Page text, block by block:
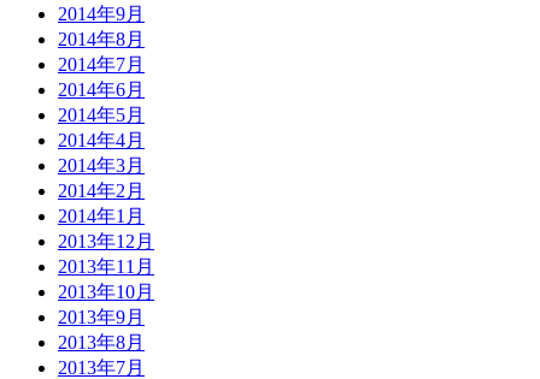
2014年9月
2014年8月
2014年7月
2014年6月
2014年5月
2014年4月
2014年3月
2014年2月
2014年1月
2013年12月
2013年11月
2013年10月
2013年9月
2013年8月
2013年7月